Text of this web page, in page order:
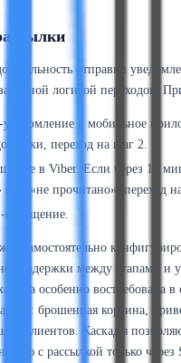
отправки
логикой переходов.
уведомление в мобильное
переход на шаг 2.
в Viber. Если через 10
или «не прочитано», переход
сообщение.
самостоятельно
задержки между этапами и
особенно востребована в
брошенная корзина,
клиентов. Каскады
с рассылкой только через